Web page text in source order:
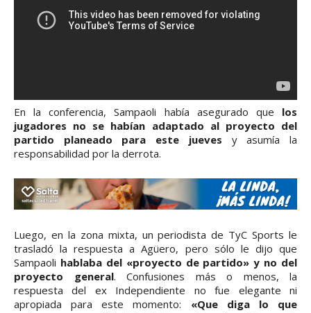
En la conferencia, Sampaoli había asegurado que los
jugadores no se habían adaptado al proyecto del
partido planeado para este jueves y asumía la
responsabilidad por la derrota.
Luego, en la zona mixta, un periodista de TyC Sports le
trasladó la respuesta a Agüero, pero sólo le dijo que
Sampaoli hablaba del «proyecto de partido» y no del
proyecto general. Confusiones más o menos, la
respuesta del ex Independiente no fue elegante ni
apropiada para este momento: «Que diga lo que